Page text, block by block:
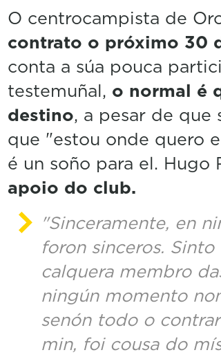
O centrocampista de
contrato o próximo 30
conta a súa pouca
testemuñal, o normal é
destino, a pesar de que
que "estou onde quero
é un soño para el. Hugo
apoio do club.
"Sinceramente, en
foron sinceros.
calquera membro
ningún momento
senón todo o
min, foi cousa do